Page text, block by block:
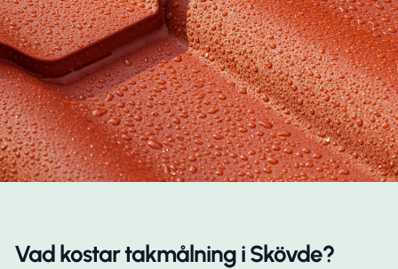
Vad kostar takmålning i Skövde?